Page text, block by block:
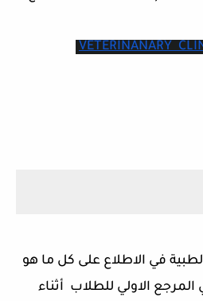
VETERINANARY
في الاطلاع على كل ما هو
الاولي للطلاب أثناء